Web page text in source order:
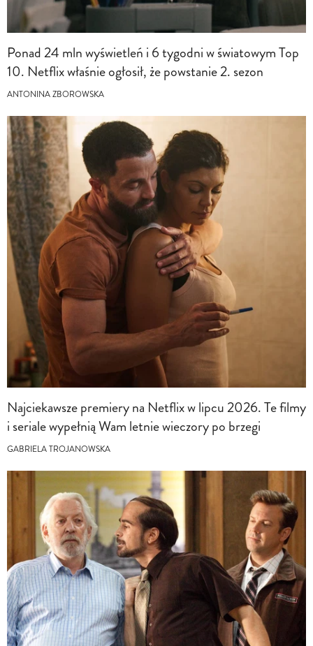
Ponad 24 mln wyświetleń i 6 tygodni w światowym Top
10. Netflix właśnie ogłosił, że powstanie 2. sezon
ANTONINA ZBOROWSKA
Najciekawsze premiery na Netflix w lipcu 2026. Te filmy
i seriale wypełnią Wam letnie wieczory po brzegi
GABRIELA TROJANOWSKA